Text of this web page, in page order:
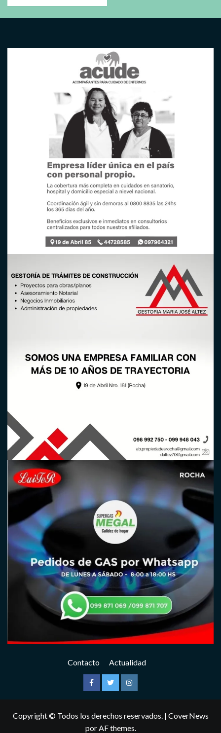
Contacto Actualidad
FacebookTwitterInstagram
Copyright © Todos los derechos reservados. | CoverNews
por AF themes.